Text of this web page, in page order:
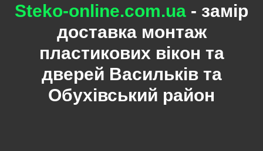
Steko-online.com.ua - замір
доставка монтаж
пластикових вікон та
дверей Васильківта
Обухівський район